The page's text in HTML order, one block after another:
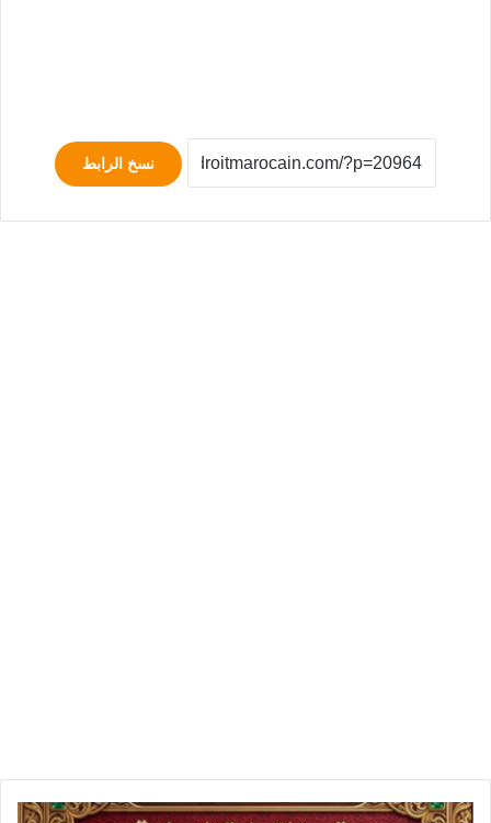
نسخ الرابط
الموسوعة